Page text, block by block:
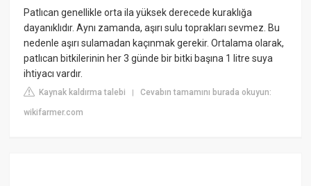
Patlıcan genellikle orta ila yüksek derecede kuraklığa
dayanıklıdır. Aynı zamanda, aşırı sulu toprakları sevmez. Bu
nedenle aşırı sulamadan kaçınmak gerekir. Ortalama olarak,
patlıcan bitkilerinin her 3 günde bir bitki başına 1 litre suya
ihtiyacı vardır.
Kaynak kaldırma talebi |Cevabın tamamını burada okuyun:
wikifarmer.com